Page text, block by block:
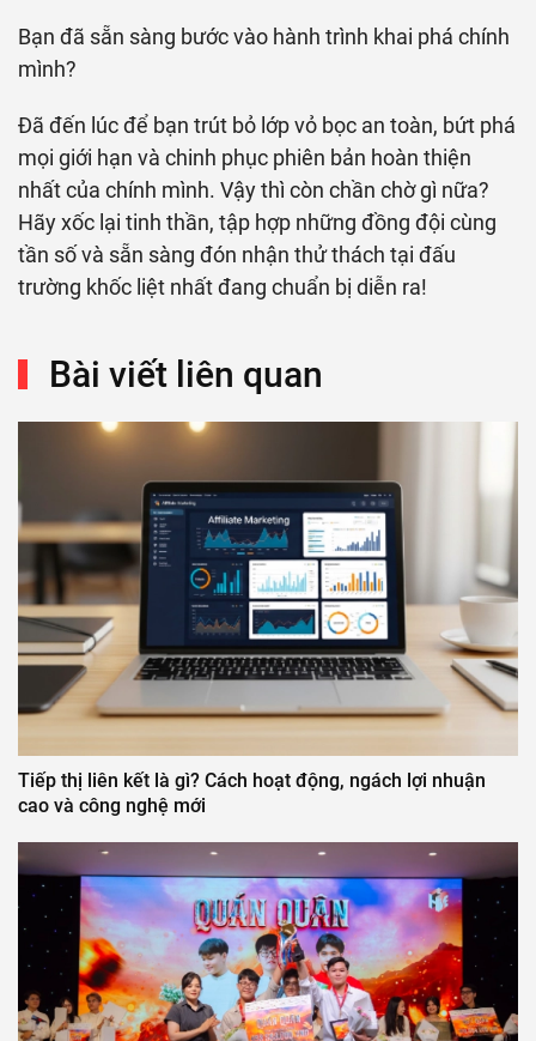
Bạn đã sẵn sàng bước vào hành trình khai phá chính
mình?
Đã đến lúc để bạn trút bỏ lớp vỏ bọc an toàn, bứt phá
mọi giới hạn và chinh phục phiên bản hoàn thiện
nhất của chính mình. Vậy thì còn chần chờ gì nữa?
Hãy xốc lại tinh thần, tập hợp những đồng đội cùng
tần số và sẵn sàng đón nhận thử thách tại đấu
trường khốc liệt nhất đang chuẩn bị diễn ra!
Bài viết liên quan
Tiếp thị liên kết là gì? Cách hoạt động, ngách lợi nhuận
cao và công nghệ mới